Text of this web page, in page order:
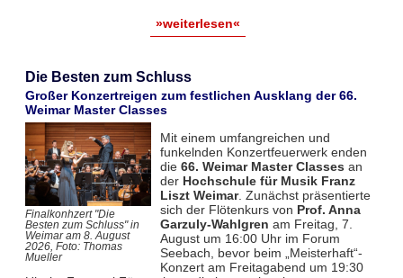
»weiterlesen«
Die Besten zum Schluss
Großer Konzertreigen zum festlichen Ausklang der 66.
Weimar Master Classes
Finalkonhzert "Die
Besten zum Schluss" in
Weimar am 8. August
2026, Foto: Thomas
Mueller
Mit einem umfangreichen und
funkelnden Konzertfeuerwerk enden
die 66. Weimar Master Classes an
der Hochschule für Musik Franz
Liszt Weimar. Zunächst präsentierte
sich der Flötenkurs von Prof. Anna
Garzuly-Wahlgren am Freitag, 7.
August um 16:00 Uhr im Forum
Seebach, bevor beim „Meisterhaft“-
Konzert am Freitagabend um 19:30